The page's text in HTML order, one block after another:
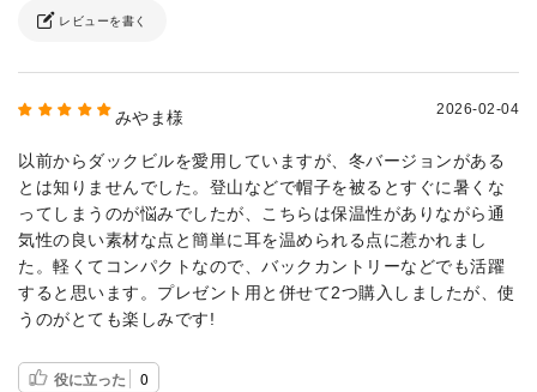
レビューを書く
みやま様 2026-02-04
以前からダックビルを愛用していますが、冬バージョンがある
とは知りませんでした。登山などで帽子を被るとすぐに暑くな
ってしまうのが悩みでしたが、こちらは保温性がありながら通
気性の良い素材な点と簡単に耳を温められる点に惹かれまし
た。軽くてコンパクトなので、バックカントリーなどでも活躍
すると思います。プレゼント用と併せて2つ購入しましたが、使
うのがとても楽しみです!
役に立った 0